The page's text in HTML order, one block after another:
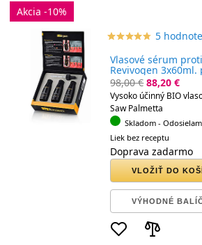
Akcia -10%
star_borderstar_borderstar_borderstar_borderstar_border
starstarstarstarstar 5
Vlasové sérum
Revivogen 3x60ml.
98,00 € 88,20 €
Vysoko účinný BIO
Saw Palmetta
Skladom -
Liek bez receptu
Doprava zadarmo
VLOŽIŤ DO
VÝHODNÉ